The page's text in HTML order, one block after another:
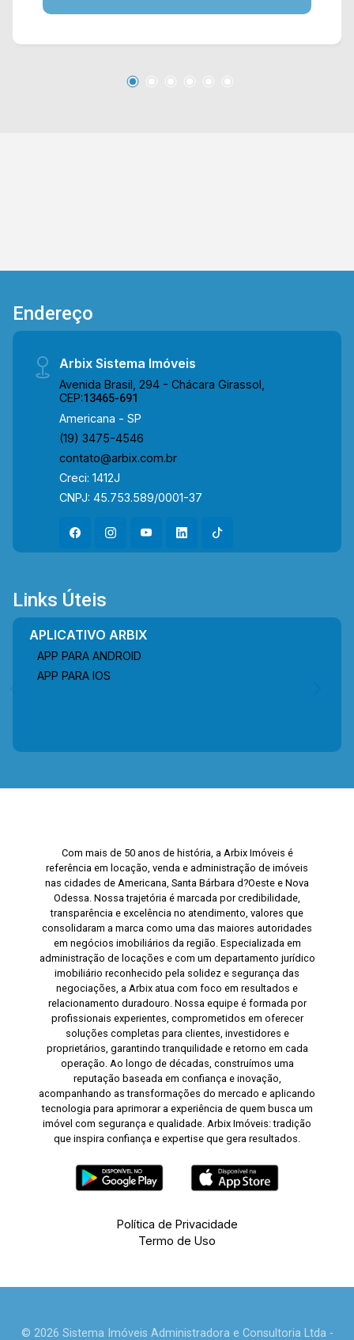
de garagem. *Aceita financiamento. Localizado
próximo à Av. São Paulo. Esta região conta com
Endereço
Arbix Sistema Imóveis
Avenida Brasil, 294 - Chácara Girassol,
CEP:13465-691
Americana - SP
(19) 3475-4546
contato@arbix.com.br
Creci: 1412J
CNPJ: 45.753.589/0001-37
Links Úteis
APLICATIVO ARBIX
APP PARA ANDROID
APP PARA IOS
Com mais de 50 anos de história, a Arbix Imóveis é
referência em locação, venda e administração de imóveis
nas cidades de Americana, Santa Bárbara d?Oeste e Nova
Odessa. Nossa trajetória é marcada por credibilidade,
transparência e excelência no atendimento, valores que
consolidaram a marca como uma das maiores autoridades
em negócios imobiliários da região. Especializada em
administração de locações e com um departamento jurídico
imobiliário reconhecido pela solidez e segurança das
negociações, a Arbix atua com foco em resultados e
relacionamento duradouro. Nossa equipe é formada por
profissionais experientes, comprometidos em oferecer
soluções completas para clientes, investidores e
proprietários, garantindo tranquilidade e retorno em cada
operação. Ao longo de décadas, construímos uma
reputação baseada em confiança e inovação,
acompanhando as transformações do mercado e aplicando
tecnologia para aprimorar a experiência de quem busca um
imóvel com segurança e qualidade. Arbix Imóveis: tradição
que inspira confiança e expertise que gera resultados.
Política de Privacidade
Termo de Uso
© 2026 Sistema Imóveis Administradora e Consultoria Ltda -